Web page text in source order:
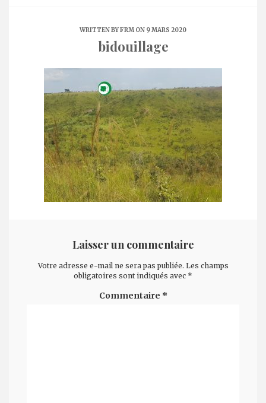
WRITTEN BYFRM ON 9 MARS 2020
bidouillage
Laisser un commentaire
Votre adresse e-mail ne sera pas publiée. Les champs
obligatoires sont indiqués avec *
Commentaire *